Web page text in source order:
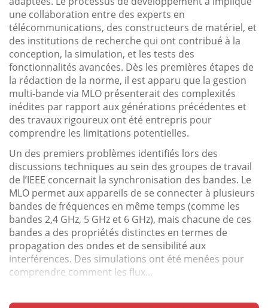
une collaboration entre des experts en
télécommunications, des constructeurs de matériel, et
des institutions de recherche qui ont contribué à la
conception, la simulation, et les tests des
fonctionnalités avancées. Dès les premières étapes de
la rédaction de la norme, il est apparu que la gestion
multi-bande via MLO présenterait des complexités
inédites par rapport aux générations précédentes et
des travaux rigoureux ont été entrepris pour
comprendre les limitations potentielles.
Un des premiers problèmes identifiés lors des
discussions techniques au sein des groupes de travail
de l’IEEE concernait la synchronisation des bandes. Le
MLO permet aux appareils de se connecter à plusieurs
bandes de fréquences en même temps (comme les
bandes 2,4 GHz, 5 GHz et 6 GHz), mais chacune de ces
bandes a des propriétés distinctes en termes de
propagation des ondes et de sensibilité aux
interférences. Des simulations ont été menées pour
comprendre comment les flux...